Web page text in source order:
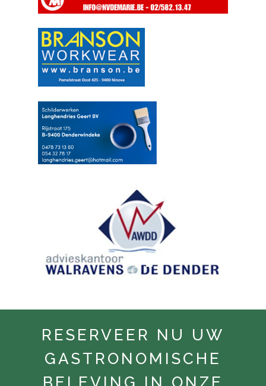
RESERVEER NU UW
GASTRONOMISCHE
BELEVING IN ONZE